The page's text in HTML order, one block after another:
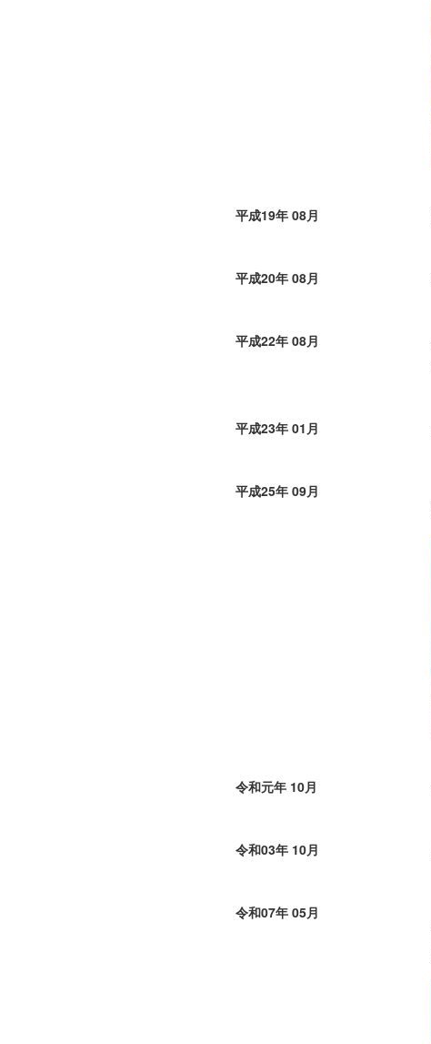
平成19年 08月
平成20年 08月
平成22年 08月
平成23年 01月
平成25年 09月
令和元年 10月
令和03年 10月
令和07年 05月